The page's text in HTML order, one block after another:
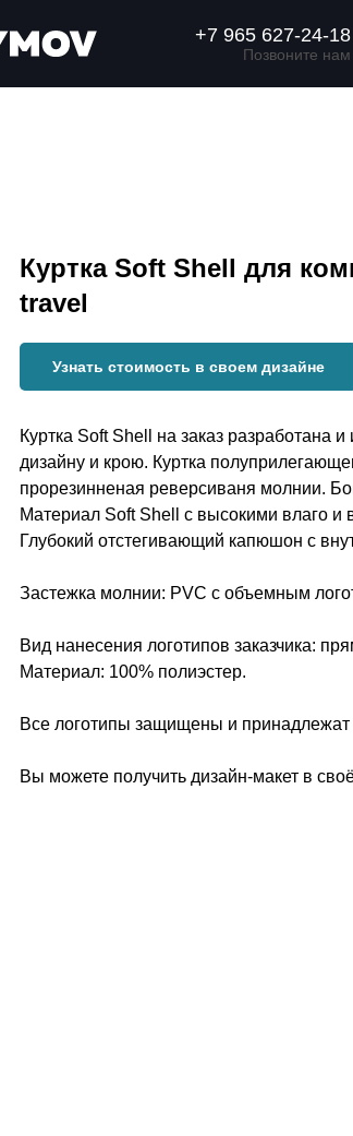
Позвоните нам
+7 965 627-24-18
Куртка Soft Shell для
travel
Узнать стоимость в своем дизайне
Куртка Soft Shell на заказ разработана
дизайну и крою. Куртка
прорезинненая реверсиваня молнии.
Материал Soft Shell с высокими влаго и
Глубокий отстегивающий капюшон с
Застежка молнии: PVC с объемным
Вид нанесения логотипов заказчика:
Материал: 100% полиэстер.
Все логотипы защищены и принадлежат
Вы можете получить дизайн-макет в